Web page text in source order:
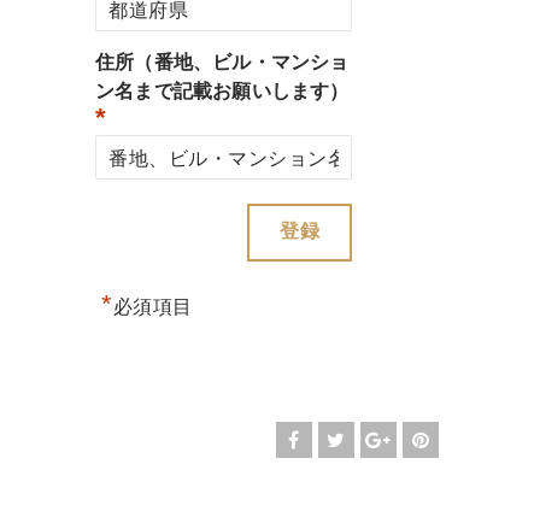
住所（番地、ビル・マンショ
ン名まで記載お願いします）
*
*必須項目